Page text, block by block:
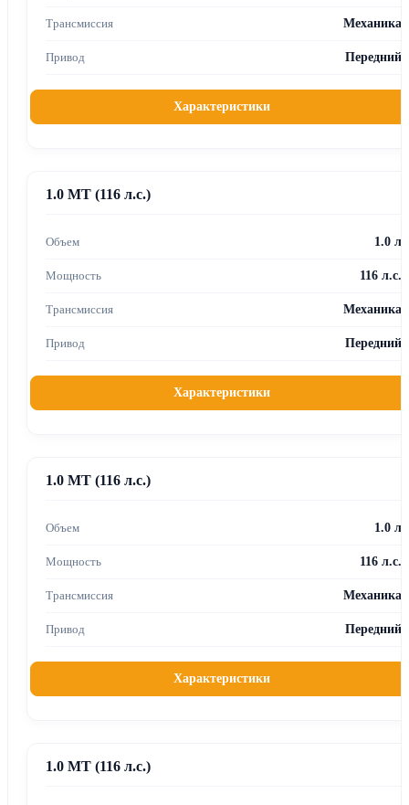
Механика
Передний
Характеристики
1.0 MT (116 л.с.)
1.0 л
116 л.с.
Механика
Передний
Характеристики
1.0 MT (116 л.с.)
1.0 л
116 л.с.
Механика
Передний
Характеристики
1.0 MT (116 л.с.)